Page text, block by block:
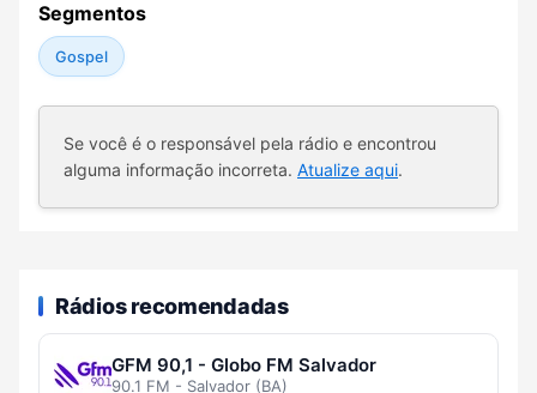
Segmentos
Gospel
Se você é o responsável pela rádio e encontrou
alguma informação incorreta. Atualize aqui.
Rádios recomendadas
GFM 90,1 - Globo FM Salvador
90.1 FM - Salvador (BA)